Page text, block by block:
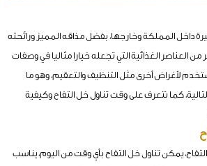
داخل المملكة وخارجها، بفضل مذاقه المميز ورائحته
من العناصر الغذائية التي تجعله خيارا مثاليا في وصفات
لأغراض أخرى مثل التنظيف والتعقيم، وهو ما
كما نتعرف على وقت تناول خل التفاح وكيفية
يمكن تناول خل التفاح بأي وقت من اليوم، يناسب